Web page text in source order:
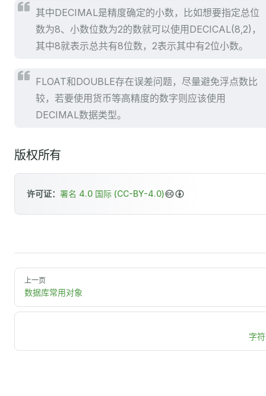
其中DECIMAL是精度确定的小数，比如想要指定总位
数为8、小数位数为2的数就可以使用DECICAL(8,2)，
其中8就表示总共有8位数，2表示其中有2位小数。
FLOAT和DOUBLE存在误差问题，尽量避免浮点数比
较，若要使用货币等高精度的数字则应该使用
DECIMAL数据类型。
版权所有
许可证： 署名 4.0 国际 (CC-BY-4.0)
上一页
数据库常用对象
字